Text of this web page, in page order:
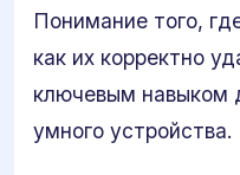
Понимание того,
как их корректно
ключевым навыком
умного устройства.